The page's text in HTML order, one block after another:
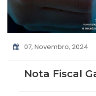
07, Novembro, 2024
Nota Fiscal